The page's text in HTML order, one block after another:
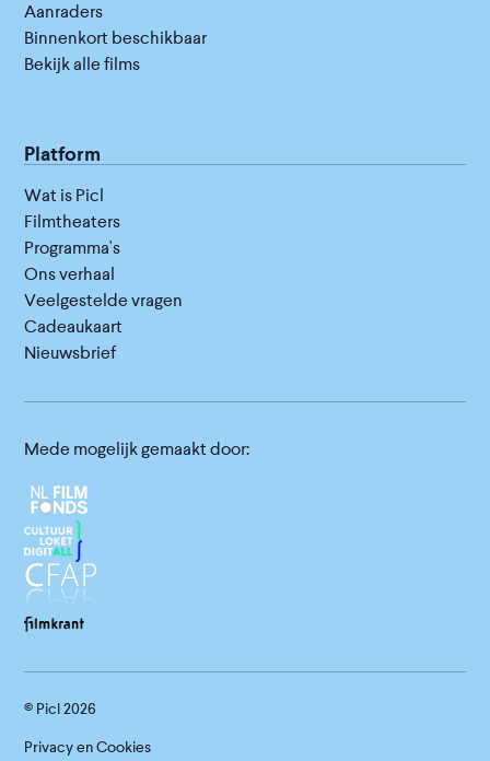
Aanraders
Binnenkort beschikbaar
Bekijk alle films
Platform
Wat is Picl
Filmtheaters
Programma's
Ons verhaal
Veelgestelde vragen
Cadeaukaart
Nieuwsbrief
Mede mogelijk gemaakt door:
© Picl2026
Privacy en Cookies